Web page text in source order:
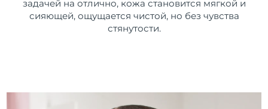
задачей на отлично, кожа становится мягкой и
сияющей, ощущается чистой, но без чувства
стянутости.